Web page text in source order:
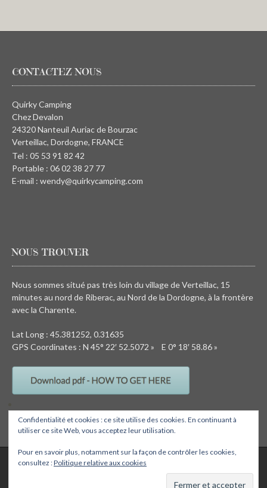
CONTACTEZ NOUS
Quirky Camping
Chez Devalon
24320 Nanteuil Auriac de Bourzac
Verteillac, Dordogne, FRANCE
Tel : 05 53 91 82 42
Portable : 06 02 38 27 77
E-mail : wendy@quirkycamping.com
NOUS TROUVER
Nous sommes situé pas très loin du village de Verteillac, 15
minutes au nord de Riberac, au Nord de la Dordogne, à la frontère
avec la Charente.
Lat Long : 45.381252, 0.31635
GPS Coordinates : N 45° 22′ 52.5072 » E 0° 18′ 58.86 »
QUIRKY CAMPING, Chez Devalon, 24320 Nanteuil Auriac de Bourzac,
Quirky camping
Confidentialité et cookies : ce site utilise des cookies. En continuant à
utiliser ce site Web, vous acceptez leur utilisation.
Pour en savoir plus, notamment sur la façon de contrôler les cookies,
consultez :Politique relative aux cookies